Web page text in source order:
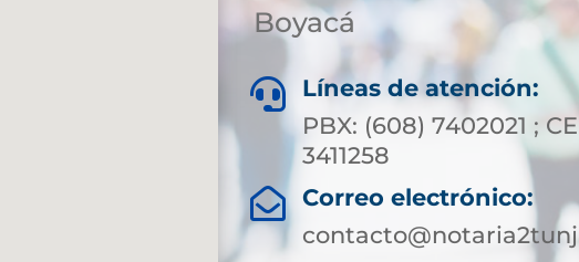
Boyacá

Líneas de atención:
PBX: (608) 7402021 ;
3411258

Correo electrónico: